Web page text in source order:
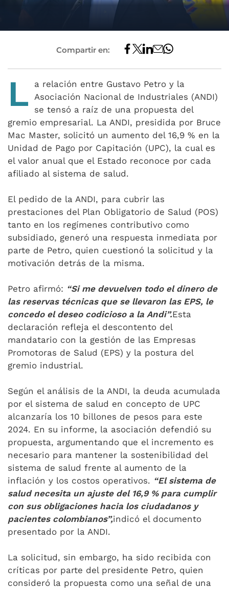
Compartir en:
L
a relación entre Gustavo Petro y la
Asociación Nacional de Industriales (ANDI)
se tensó a raíz de una propuesta del
gremio empresarial. La ANDI, presidida por Bruce
Mac Master, solicitó un aumento del 16,9 % en la
Unidad de Pago por Capitación (UPC), la cual es
el valor anual que el Estado reconoce por cada
afiliado al sistema de salud.
El pedido de la ANDI, para cubrir las
prestaciones del Plan Obligatorio de Salud (POS)
tanto en los regímenes contributivo como
subsidiado, generó una respuesta inmediata por
parte de Petro, quien cuestionó la solicitud y la
motivación detrás de la misma.
Petro afirmó: “Si me devuelven todo el dinero de
las reservas técnicas que se llevaron las EPS, le
concedo el deseo codicioso a la Andi”.Esta
declaración refleja el descontento del
mandatario con la gestión de las Empresas
Promotoras de Salud (EPS) y la postura del
gremio industrial.
Según el análisis de la ANDI, la deuda acumulada
por el sistema de salud en concepto de UPC
alcanzaría los 10 billones de pesos para este
2024. En su informe, la asociación defendió su
propuesta, argumentando que el incremento es
necesario para mantener la sostenibilidad del
sistema de salud frente al aumento de la
inflación y los costos operativos. “El sistema de
salud necesita un ajuste del 16,9 % para cumplir
con sus obligaciones hacia los ciudadanos y
pacientes colombianos”,indicó el documento
presentado por la ANDI.
La solicitud, sin embargo, ha sido recibida con
críticas por parte del presidente Petro, quien
consideró la propuesta como una señal de una